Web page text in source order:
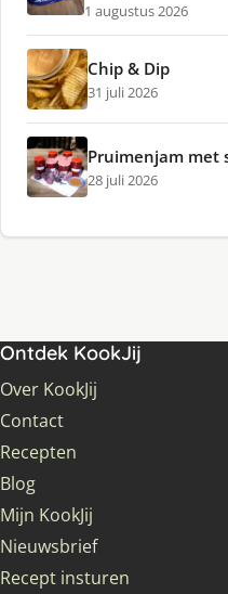
1 augustus 2026
Chip & Dip
31 juli 2026
Pruimenjam met
28 juli 2026
Ontdek KookJij
Over KookJij
Contact
Recepten
Blog
Mijn KookJij
Nieuwsbrief
Recept insturen